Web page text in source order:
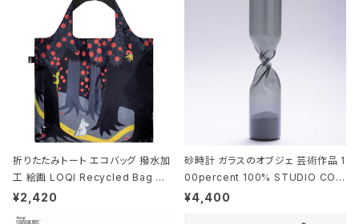
折りたたみトート エコバッグ 撥水加
工 絵画 LOQI Recycled Bag ロ
ーキー 大きめ トートバッグ MOOMI
¥2,420
砂時計 ガラスのオブジェ 芸術作品 1
00percent 100% STUDIO COH
AKU Timeless 100パーセント ス
¥4,400